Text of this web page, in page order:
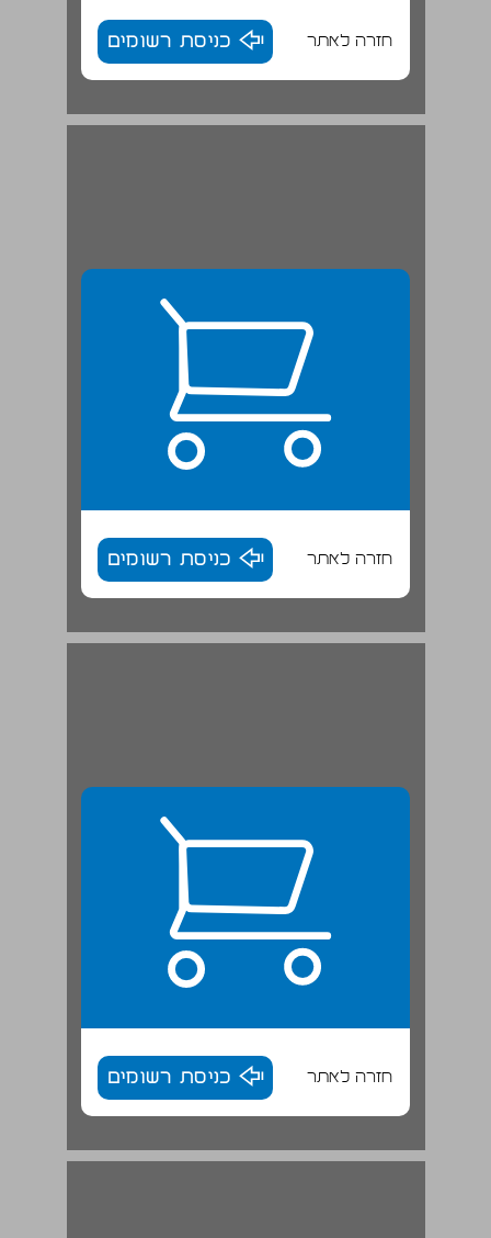
חזרה לאתר כניסת רשומים
חזרה לאתר כניסת רשומים
חזרה לאתר כניסת רשומים
מקורות המחקר ... 25